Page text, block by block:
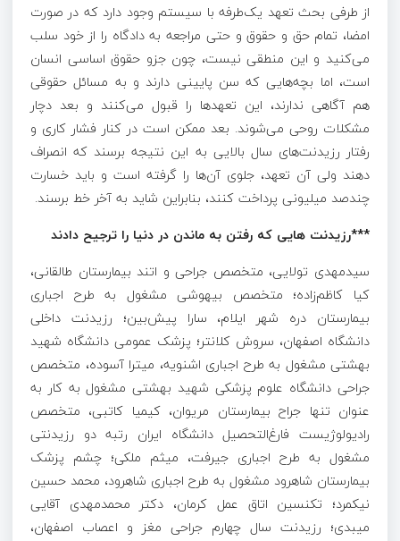
از طرفی بحث تعهد یک‌طرفه با سیستم وجود دارد که در صورت
امضا، تمام حق و حقوق و حتی مراجعه به دادگاه را از خود سلب
می‌کنید و این منطقی نیست، چون جزو حقوق اساسی انسان
است، اما بچه‌هایی که سن پایینی دارند و به مسائل حقوقی
هم آگاهی ندارند، این تعهد‌ها را قبول می‌کنند و بعد دچار
مشکلات روحی می‌شوند. بعد ممکن است در کنار فشار کاری و
رفتار رزیدنت‌های سال بالایی به این نتیجه برسند که انصراف
دهند ولی آن تعهد، جلوی آن‌ها را گرفته است و باید خسارت
چندصد میلیونی پرداخت کنند، بنابراین شاید به آخر خط برسند.
***رزیدنت هایی که رفتن به ماندن در دنیا را ترجیح دادند
سیدمهدی تولایی، متخصص جراحی و اتند بیمارستان طالقانی،
کیا کاظم‌زاده؛ متخصص بیهوشی مشغول به طرح اجباری
بیمارستان دره شهر ایلام، سارا پیش‌بین؛ رزیدنت داخلی
دانشگاه اصفهان، سروش کلانتر؛ پزشک عمومی دانشگاه شهید
بهشتی مشغول به طرح اجباری اشنویه، میترا آسوده، متخصص
جراحی دانشگاه علوم پزشکی شهید بهشتی مشغول به کار به
عنوان تنها جراح بیمارستان مریوان، کیمیا کاتبی، متخصص
رادیولوژیست فارغ‌التحصیل دانشگاه ایران رتبه دو رزیدنتی
مشغول به طرح اجباری جیرفت، میثم ملکی؛ چشم پزشک
بیمارستان شاهرود مشغول به طرح اجباری شاهرود، محمد حسین
نیکمرد؛ تکنسین اتاق عمل کرمان، دکتر محمدمهدی آقایی
میبدی؛ رزیدنت سال چهارم جراحی مغز و اعصاب اصفهان،